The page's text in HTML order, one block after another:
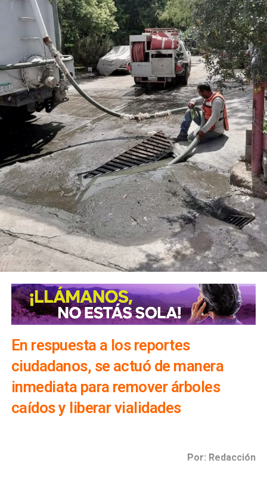
En respuesta a los reportes
ciudadanos, se actuó de manera
inmediata para remover árboles
caídos y liberar vialidades
Por: Redacción